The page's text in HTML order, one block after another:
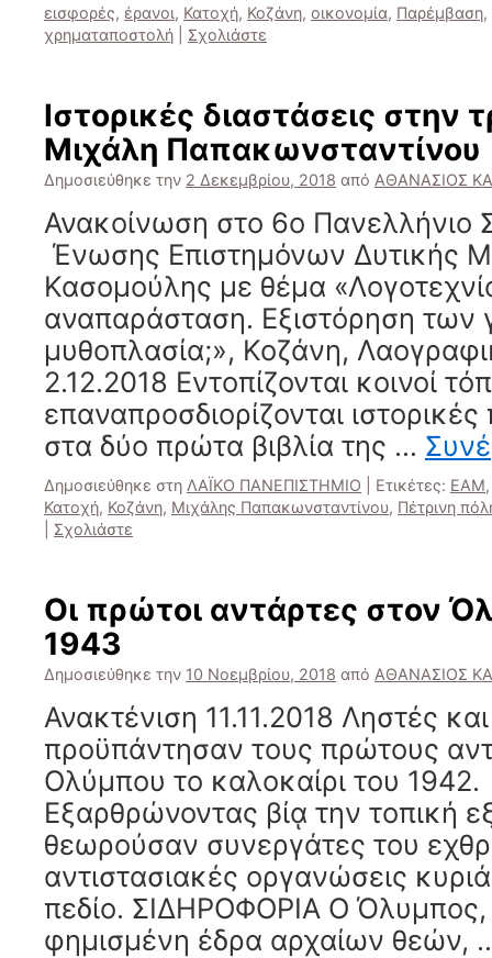
εισφορές, έρανοι, Κατοχή, Κοζάνη, οικονομία, Παρέμβαση,
χρηματαποστολή
Σχολιάστε
Ιστορικές διαστάσεις στην
Μιχάλη Παπακωνσταντίνου
Δημοσιεύθηκε την 2 Δεκεμβρίου, 2018 από ΑΘΑΝΑΣΙΟΣ
Ανακοίνωση στο 6ο Πανελλήνιο
Ένωσης Επιστημόνων Δυτικής
Κασομούλης με θέμα
αναπαράσταση. Εξιστόρηση των
μυθοπλασία;», Κοζάνη,
2.12.2018 Εντοπίζονται κοινοί
επαναπροσδιορίζονται
στα δύο πρώτα βιβλία της …
Δημοσιεύθηκε στη ΛΑΪΚΟ ΠΑΝΕΠΙΣΤΗΜΙΟ Ετικέτες: ΕΑΜ
Κατοχή, Κοζάνη, Μιχάλης Παπακωνσταντίνου, Πέτρινη
Σχολιάστε
Οι πρώτοι αντάρτες στον
1943
Δημοσιεύθηκε την 10 Νοεμβρίου, 2018 από ΑΘΑΝΑΣΙΟΣ
Ανακτένιση 11.11.2018 Ληστές
προϋπάντησαν τους πρώτους
Ολύμπου το καλοκαίρι του 1942.
Εξαρθρώνοντας βίᾳ την τοπική
θεωρούσαν συνεργάτες του
αντιστασιακές οργανώσεις
πεδίο. ΣΙΔΗΡΟΦΟΡΙΑ Ο
φημισμένη έδρα αρχαίων θεών,